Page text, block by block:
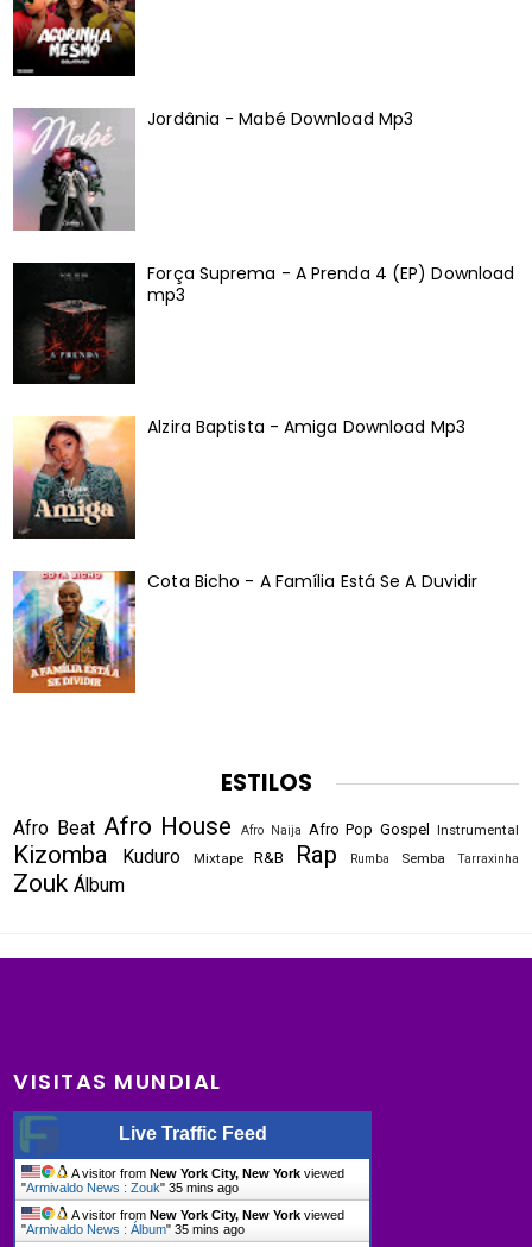
Jordânia - Mabé Download Mp3
Força Suprema - A Prenda 4 (EP) Download
mp3
Alzira Baptista - Amiga Download Mp3
Cota Bicho - A Família Está Se A Duvidir
ESTILOS
Afro Beat Afro House Afro Naija Afro Pop Gospel Instrumental
Kizomba Kuduro Mixtape R&B Rap Rumba Semba Tarraxinha
Zouk Álbum
VISITAS MUNDIAL
Live Traffic Feed
A visitor fromNew York City, New York viewed
"Armivaldo News : Zouk"35 mins ago
A visitor fromNew York City, New York viewed
"Armivaldo News : Álbum"35 mins ago